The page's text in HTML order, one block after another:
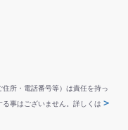
所・電話番号等）は責任を持っ
事はございません。詳しくは ＞